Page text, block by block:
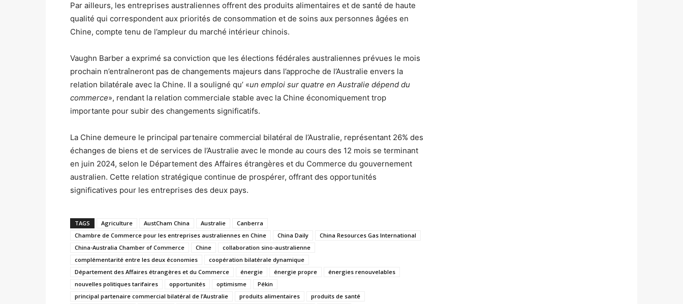
Par ailleurs, les entreprises australiennes offrent des produits alimentaires et de santé de haute
qualité qui correspondent aux priorités de consommation et de soins aux personnes âgées en
Chine, compte tenu de l’ampleur du marché intérieur chinois.
Vaughn Barber a exprimé sa conviction que les élections fédérales australiennes prévues le mois
prochain n’entraîneront pas de changements majeurs dans l’approche de l’Australie envers la
relation bilatérale avec la Chine. Il a souligné qu’ «un emploi sur quatre en Australie dépend du
commerce», rendant la relation commerciale stable avec la Chine économiquement trop
importante pour subir des changements significatifs.
La Chine demeure le principal partenaire commercial bilatéral de l’Australie, représentant 26% des
échanges de biens et de services de l’Australie avec le monde au cours des 12 mois se terminant
en juin 2024, selon le Département des Affaires étrangères et du Commerce du gouvernement
australien. Cette relation stratégique continue de prospérer, offrant des opportunités
significatives pour les entreprises des deux pays.
TAGS Agriculture AustCham China Australie
Canberra
Chambre de Commerce pour les entreprises australiennes en Chine
China Daily
China Resources Gas International
China-Australia Chamber of Commerce
Chine
collaboration sino-australienne
complémentarité entre les deux économies
coopération bilatérale dynamique
Département des Affaires étrangères et du Commerce
énergie énergie propre
énergies renouvelables
nouvelles politiques tarifaires
opportunités optimisme
Pékin
principal partenaire commercial bilatéral de l’Australie
produits alimentaires
produits de santé